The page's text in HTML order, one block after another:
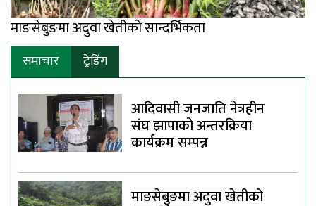
माङसेबुङमा अदुवा खेतीको सान्दर्भिकता
समाचार ट्रेडिंग
आदिवासी जनजाति नेत्रहीन
संघ झापाको अन्तरक्रिया
कार्यक्रम सम्पन्न
माङसेबुङमा अदुवा खेतीको